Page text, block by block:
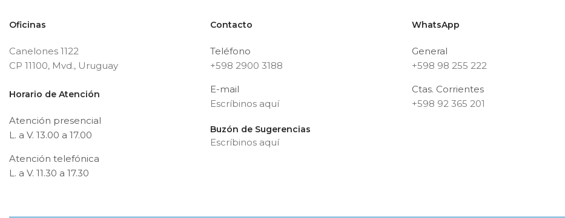
Oficinas
Canelones 1122
CP 11100, Mvd., Uruguay
Horario de Atención
Atención presencial
L. a V. 13.00 a 17.00
Atención telefónica
L. a V. 11.30 a 17.30
Contacto
Teléfono
+598 2900 3188
E-mail
Escríbinos aquí
Buzón de Sugerencias
Escríbinos aquí
WhatsApp
General
+598 98 255 222
Ctas. Corrientes
+598 92 365 201